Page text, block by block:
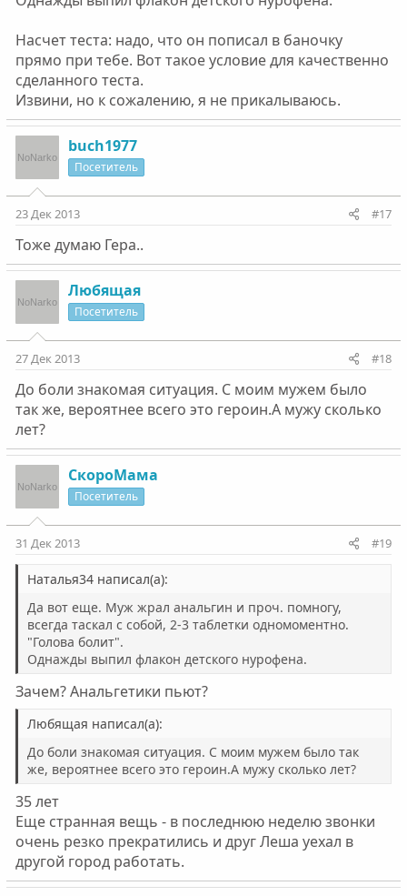
Насчет теста: надо, что он пописал в баночку
прямо при тебе. Вот такое условие для качественно
сделанного теста.
Извини, но к сожалению, я не прикалываюсь.
buch1977
Посетитель
23 Дек 2013 #17
Тоже думаю Гера..
Любящая
Посетитель
27 Дек 2013 #18
До боли знакомая ситуация. С моим мужем было
так же, вероятнее всего это героин.А мужу сколько
лет?
СкороМама
Посетитель
31 Дек 2013 #19
Наталья34 написал(а):
Да вот еще. Муж жрал анальгин и проч. помногу,
всегда таскал с собой, 2-3 таблетки одномоментно.
"Голова болит".
Однажды выпил флакон детского нурофена.
Зачем? Анальгетики пьют?
Любящая написал(а):
До боли знакомая ситуация. С моим мужем было так
же, вероятнее всего это героин.А мужу сколько лет?
35 лет
Еще странная вещь - в последнюю неделю звонки
очень резко прекратились и друг Леша уехал в
другой город работать.